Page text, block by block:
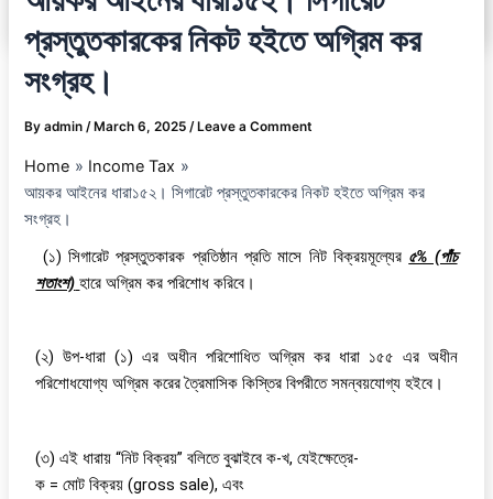
প্রস্তুতকারকের নিকট হইতে অগ্রিম কর
সংগ্রহ।
Byadmin/ March 6, 2025/ Leave a Comment
Home
Income Tax
আয়কর আইনের ধারা১৫২। সিগারেট প্রস্তুতকারকের নিকট হইতে অগ্রিম কর
সংগ্রহ।
(১) সিগারেট প্রস্তুতকারক প্রতিষ্ঠান প্রতি মাসে নিট বিক্রয়মূল্যের ৫% (পাঁচ
শতাংশ) হারে অগ্রিম কর পরিশোধ করিবে।
(২) উপ-ধারা (১) এর অধীন পরিশোধিত অগ্রিম কর ধারা ১৫৫ এর অধীন
পরিশোধযোগ্য অগ্রিম করের ত্রৈমাসিক কিস্তির বিপরীতে সমন্বয়যোগ্য হইবে।
(৩) এই ধারায় “নিট বিক্রয়” বলিতে বুঝাইবে ক-খ, যেইক্ষেত্রে-
ক = মোট বিক্রয় (gross sale), এবং